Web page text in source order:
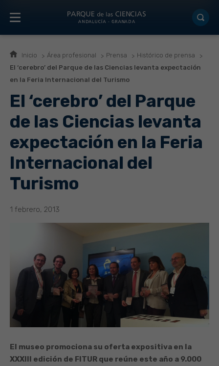
Inicio Área profesional Prensa
Histórico de prensa
El ‘cerebro’ del Parque de las Ciencias levanta expectación
en la Feria Internacional del Turismo
El ‘cerebro’ del Parque
de las Ciencias levanta
expectación en la Feria
Internacional del
Turismo
1 febrero, 2013
El museo promociona su oferta expositiva en la
XXXIII edición de FITUR que reúne este año a 9.000